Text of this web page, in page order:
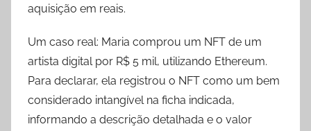
aquisição em reais.
Um caso real: Maria comprou um NFT de um
artista digital por R$ 5 mil, utilizando Ethereum.
Para declarar, ela registrou o NFT como um bem
considerado intangível na ficha indicada,
informando a descrição detalhada e o valor